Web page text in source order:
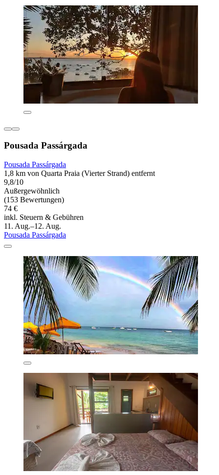
Pousada Passárgada
Pousada Passárgada
1,8 km von Quarta Praia (Vierter Strand) entfernt
9,8/10
Außergewöhnlich
(153 Bewertungen)
74 €
inkl. Steuern & Gebühren
11. Aug.–12. Aug.
Pousada Passárgada